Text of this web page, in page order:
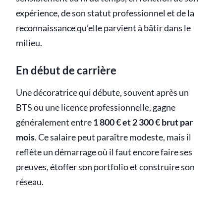
expérience, de son statut professionnel et de la
reconnaissance qu’elle parvient à bâtir dans le
milieu.
En début de carrière
Une décoratrice qui débute, souvent après un
BTS ou une licence professionnelle, gagne
généralement entre1 800 € et 2 300 € brut par
mois. Ce salaire peut paraître modeste, mais il
reflète un démarrage où il faut encore faire ses
preuves, étoffer son portfolio et construire son
réseau.